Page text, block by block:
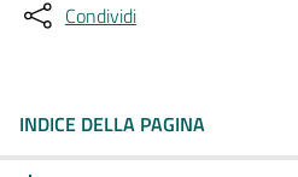
Condividi
INDICE DELLA PAGINA